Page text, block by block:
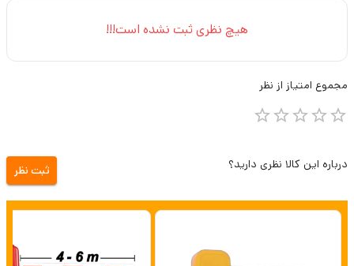
مجموع امتیاز از نظر
درباره این کالا نظری دارید؟ ثبت نظر
هیچ نظری ثبت نشده است!!!